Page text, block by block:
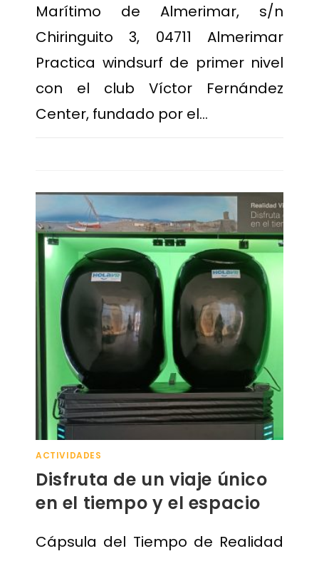
Marítimo de Almerimar, s/n
Chiringuito 3, 04711 Almerimar
Practica windsurf de primer nivel
con el club Víctor Fernández
Center, fundado por el…
ACTIVIDADES
Disfruta de un viaje único
en el tiempo y el espacio
Cápsula del Tiempo de Realidad